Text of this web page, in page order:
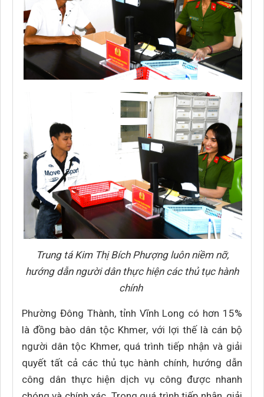
Trung tá Kim Thị Bích Phượng luôn niềm nỡ,
hướng dẫn người dân thực hiện các thủ tục hành
chính
Phường Đông Thành, tỉnh Vĩnh Long có hơn 15%
là đồng bào dân tộc Khmer, với lợi thế là cán bộ
người dân tộc Khmer, quá trình tiếp nhận và giải
quyết tất cả các thủ tục hành chính, hướng dẫn
công dân thực hiện dịch vụ công được nhanh